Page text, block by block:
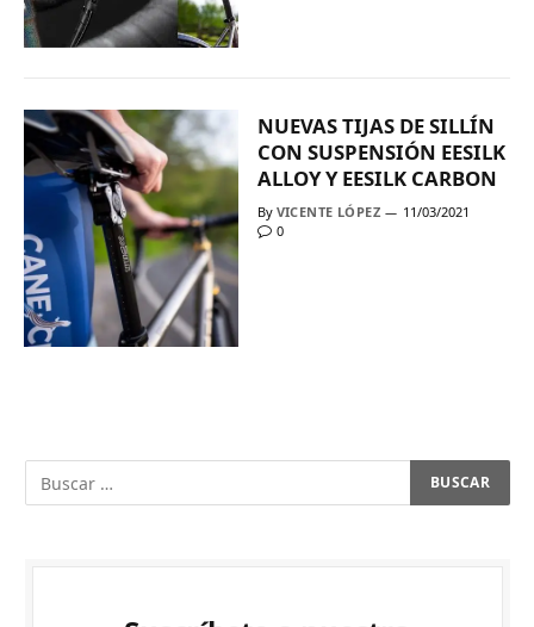
NUEVAS TIJAS DE SILLÍN
CON SUSPENSIÓN EESILK
ALLOY Y EESILK CARBON
By VICENTE LÓPEZ
11/03/2021
0